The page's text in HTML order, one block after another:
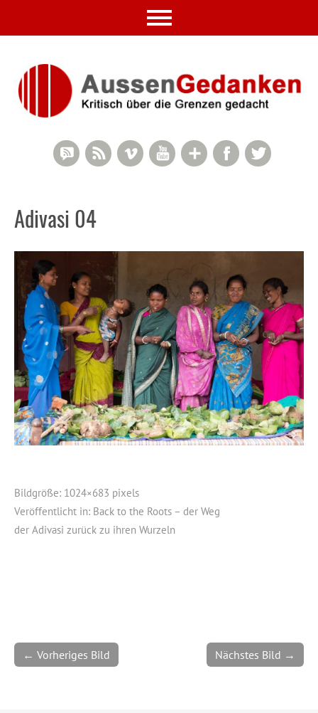
Twitter
Facebook
Google+
YouTube
Vimeo
RSS Feed
RSS Comments
Adivasi 04
Bildgröße: 1024×683 pixels
Veröffentlicht in: Back to the Roots – der Weg
der Adivasi zurück zu ihren Wurzeln
← Vorheriges Bild Nächstes Bild →